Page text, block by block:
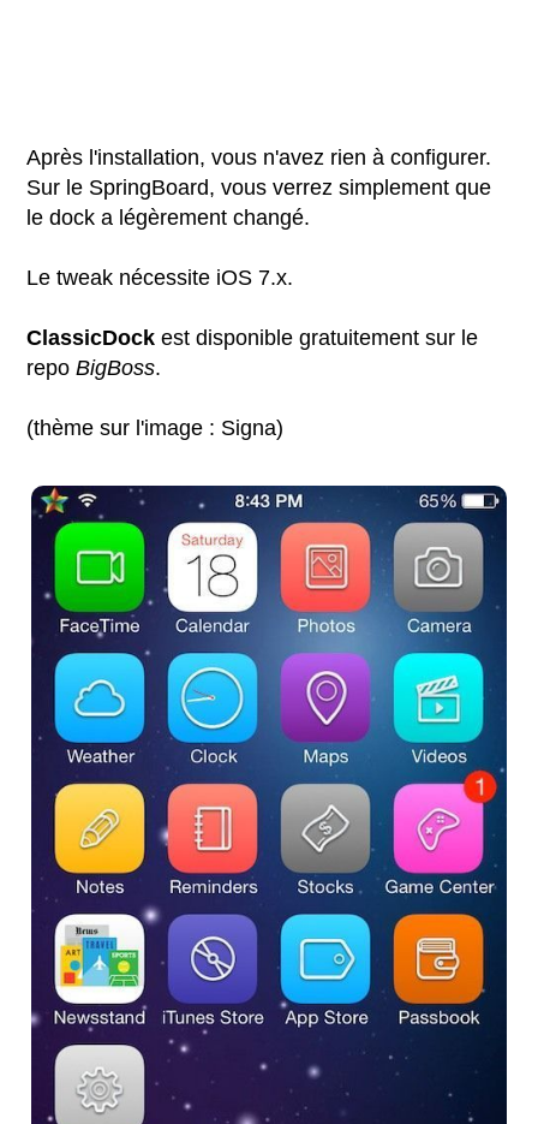
Après l'installation, vous n'avez rien à configurer.
Sur le SpringBoard, vous verrez simplement que
le dock a légèrement changé.
Le tweak nécessite iOS 7.x.
ClassicDock est disponible gratuitement sur le
repoBigBoss.
(thème sur l'image : Signa)